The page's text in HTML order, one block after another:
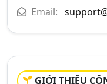
Email:
GIỚI THIỆU